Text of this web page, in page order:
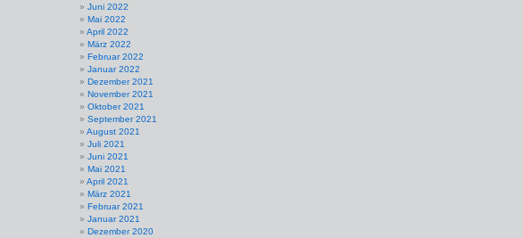
Juni 2022
Mai 2022
April 2022
März 2022
Februar 2022
Januar 2022
Dezember 2021
November 2021
Oktober 2021
September 2021
August 2021
Juli 2021
Juni 2021
Mai 2021
April 2021
März 2021
Februar 2021
Januar 2021
Dezember 2020